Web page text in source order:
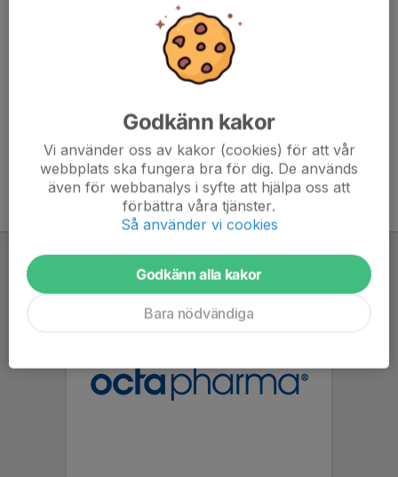
Godkänn kakor
Vi använder oss av kakor (cookies) för att vår
webbplats ska fungera bra för dig. De används
även för webbanalys i syfte att hjälpa oss att
förbättra våra tjänster.
Så använder vi cookies
Godkänn alla kakor
Bara nödvändiga